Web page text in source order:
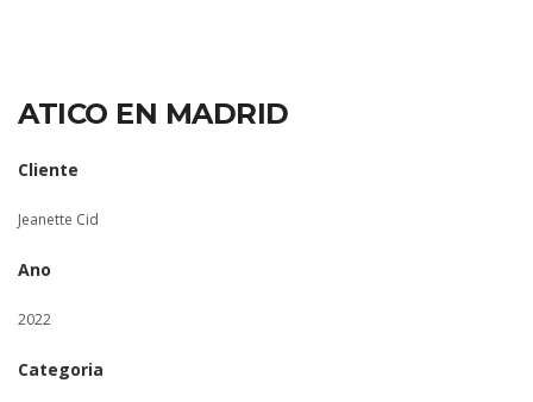
ATICO EN MADRID
Cliente
Jeanette Cid
Ano
2022
Categoria